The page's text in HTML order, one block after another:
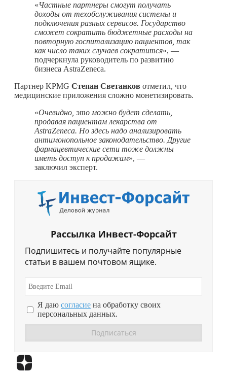
«Частные партнеры смогут получать
доходы от техобслуживания системы и
подключения разных сервисов. Государство
сможет сократить бюджетные расходы на
повторную госпитализацию пациентов, так
как число таких случаев сократится», —
подчеркнула руководитель по развитию
бизнеса AstraZeneca.
Партнер KPMG Степан Светанков отметил, что
медицинские приложения сложно монетизировать.
«Очевидно, это можно будет сделать,
продавая пациентам лекарства от
AstraZeneca. Но здесь надо анализировать
антимонопольное законодательство. Другие
фармацевтические сети тоже должны
иметь доступ к продажам», —
заключил эксперт.
Рассылка Инвест-Форсайт
Подпишитесь и получайте популярные
статьи в вашем почтовом ящике.
Я даю согласие на обработку своих
персональных данных.